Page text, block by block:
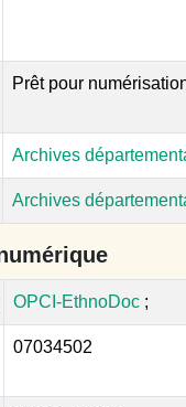
Prêt pour
Archives
Archives
OPCI-EthnoDoc ;
07034502